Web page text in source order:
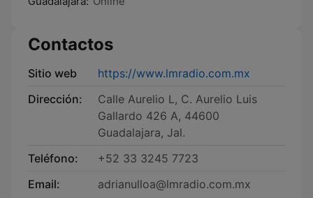
Contactos
Sitio web
https://www.lmradio.com.mx
Dirección:
Calle Aurelio L, C. Aurelio Luis
Gallardo 426 A, 44600
Guadalajara, Jal.
Teléfono:
+52 33 3245 7723
Email:
adrianulloa@lmradio.com.mx